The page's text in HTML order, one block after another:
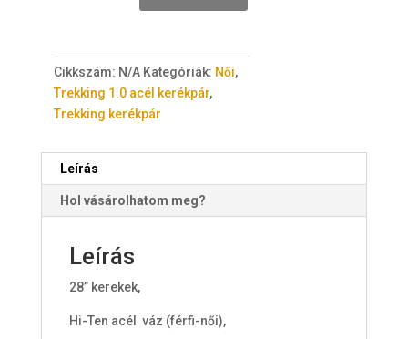
e
m
s
.
o
u
Cikkszám: N/A Kategóriák: Női,
Trekking 1.0 acél kerékpár,
Trekking kerékpár
Leírás
Hol vásárolhatom meg?
Leírás
28” kerekek,
Hi-Ten acél váz (férfi-női),